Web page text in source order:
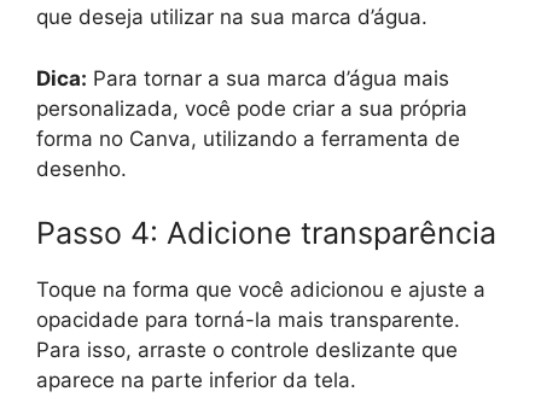
que deseja utilizar na sua marca d’água.
Dica: Para tornar a sua marca d’água mais
personalizada, você pode criar a sua própria
forma no Canva, utilizando a ferramenta de
desenho.
Passo 4: Adicione transparência
Toque na forma que você adicionou e ajuste a
opacidade para torná-la mais transparente.
Para isso, arraste o controle deslizante que
aparece na parte inferior da tela.